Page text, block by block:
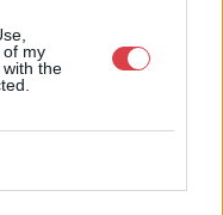
of my
the